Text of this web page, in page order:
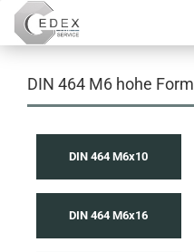
DIN 464 M6 hohe Form
DIN 464 M6x10
DIN 464 M6x16